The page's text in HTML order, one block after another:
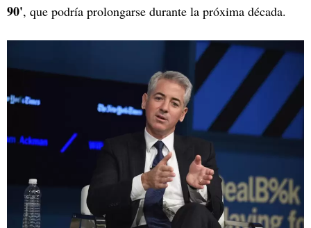
90', que podría prolongarse durante la próxima década.